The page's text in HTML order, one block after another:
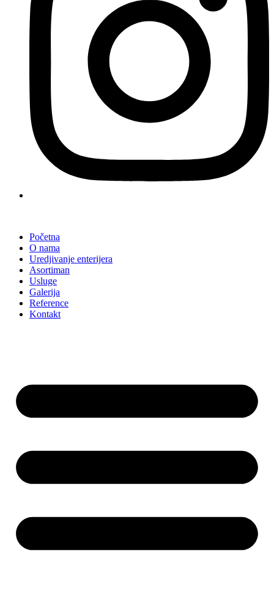
Početna
O nama
Uredjivanje enterijera
Asortiman
Usluge
Galerija
Reference
Kontakt